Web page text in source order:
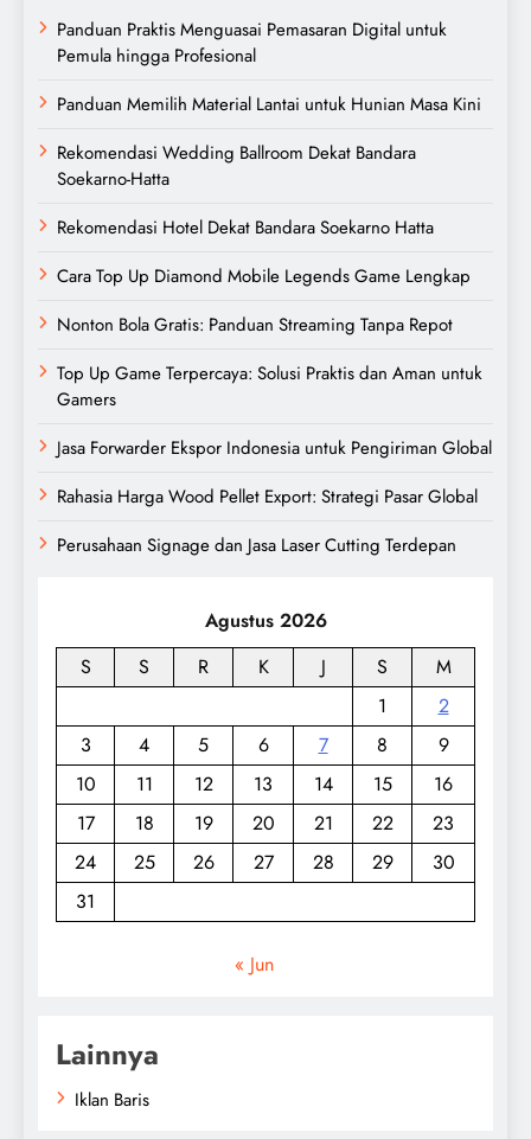
Panduan Praktis Menguasai Pemasaran Digital untuk
Pemula hingga Profesional
Panduan Memilih Material Lantai untuk Hunian Masa Kini
Rekomendasi Wedding Ballroom Dekat Bandara
Soekarno-Hatta
Rekomendasi Hotel Dekat Bandara Soekarno Hatta
Cara Top Up Diamond Mobile Legends Game Lengkap
Nonton Bola Gratis: Panduan Streaming Tanpa Repot
Top Up Game Terpercaya: Solusi Praktis dan Aman untuk
Gamers
Jasa Forwarder Ekspor Indonesia untuk Pengiriman Global
Rahasia Harga Wood Pellet Export: Strategi Pasar Global
Perusahaan Signage dan Jasa Laser Cutting Terdepan
Agustus 2026
S
S R K J S
M
1
2
3
4 5 6 7 8
9
10
11 12 13 14 15
16
17
18 19 20 21 22
23
24
25 26 27 28 29
30
31
« Jun
Lainnya
Iklan Baris